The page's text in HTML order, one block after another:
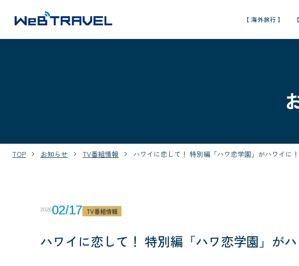
【 海外旅行 】
TOP お知らせ TV番組情報 ハワイに恋して！ 特別編「ハワ恋学園」がハワイに
202602/17 TV番組情報
ハワイに恋して！ 特別編「ハワ恋学園」が